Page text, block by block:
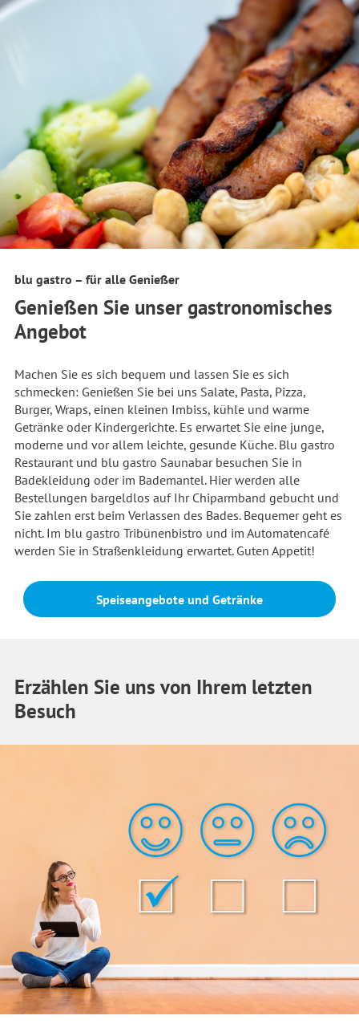
blu gastro – für alle Genießer
Genießen Sie unser gastronomisches
Angebot
Machen Sie es sich bequem und lassen Sie es sich
schmecken: Genießen Sie bei uns Salate, Pasta, Pizza,
Burger, Wraps, einen kleinen Imbiss, kühle und warme
Getränke oder Kindergerichte. Es erwartet Sie eine junge,
moderne und vor allem leichte, gesunde Küche. Blu gastro
Restaurant und blu gastro Saunabar besuchen Sie in
Badekleidung oder im Bademantel. Hier werden alle
Bestellungen bargeldlos auf Ihr Chiparmband gebucht und
Sie zahlen erst beim Verlassen des Bades. Bequemer geht es
nicht. Im blu gastro Tribünenbistro und im Automatencafé
werden Sie in Straßenkleidung erwartet. Guten Appetit!
Speiseangebote und Getränke
Erzählen Sie uns von Ihrem letzten
Besuch